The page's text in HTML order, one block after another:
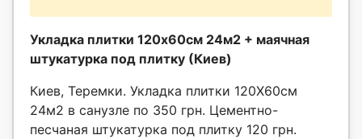
Укладка плитки 120х60см 24м2 + маячная
штукатурка под плитку (Киев)
Киев, Теремки. Укладка плитки 120Х60см
24м2 в санузле по 350 грн. Цементно-
песчаная штукатурка под плитку 120 грн.